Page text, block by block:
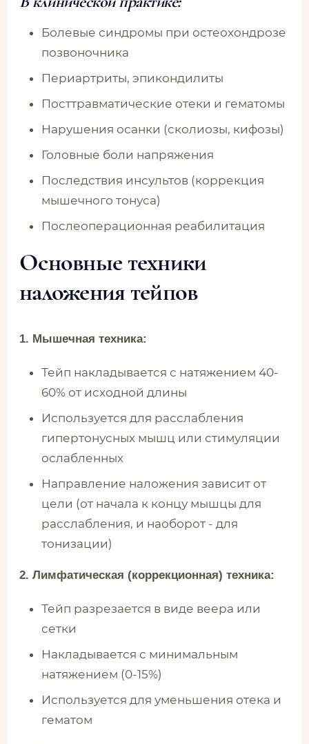
Болевые синдромы при остеохондрозе
позвоночника
Периартриты, эпикондилиты
Посттравматические отеки и гематомы
Нарушения осанки (сколиозы, кифозы)
Головные боли напряжения
Последствия инсультов (коррекция
мышечного тонуса)
Послеоперационная реабилитация
Основные техники
наложения тейпов
1. Мышечная техника:
Тейп накладывается с натяжением 40-
60% от исходной длины
Используется для расслабления
гипертонусных мышц или стимуляции
ослабленных
Направление наложения зависит от
цели (от начала к концу мышцы для
расслабления, и наоборот - для
тонизации)
2. Лимфатическая (коррекционная) техника:
Тейп разрезается в виде веера или
сетки
Накладывается с минимальным
натяжением (0-15%)
Используется для уменьшения отека и
гематом